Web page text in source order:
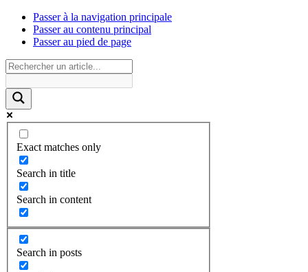
Passer à la navigation principale
Passer au contenu principal
Passer au pied de page
Exact matches only
Search in title
Search in content
Search in posts